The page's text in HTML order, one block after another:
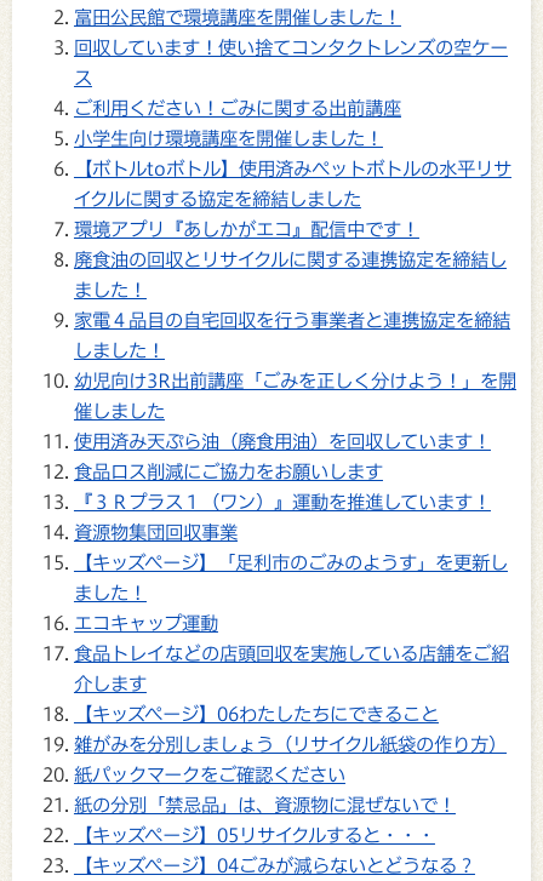
富田公民館で環境講座を開催しました！
回収しています！使い捨てコンタクトレンズの空ケー
ス
ご利用ください！ごみに関する出前講座
小学生向け環境講座を開催しました！
【ボトルtoボトル】使用済みペットボトルの水平リサ
イクルに関する協定を締結しました
環境アプリ『あしかがエコ』配信中です！
廃食油の回収とリサイクルに関する連携協定を締結し
ました！
家電４品目の自宅回収を行う事業者と連携協定を締結
しました！
幼児向け3R出前講座「ごみを正しく分けよう！」を開
催しました
使用済み天ぷら油（廃食用油）を回収しています！
食品ロス削減にご協力をお願いします
『３Ｒプラス１（ワン）』運動を推進しています！
資源物集団回収事業
【キッズページ】「足利市のごみのようす」を更新し
ました！
エコキャップ運動
食品トレイなどの店頭回収を実施している店舗をご紹
介します
【キッズページ】06わたしたちにできること
雑がみを分別しましょう（リサイクル紙袋の作り方）
紙パックマークをご確認ください
紙の分別「禁忌品」は、資源物に混ぜないで！
【キッズページ】05リサイクルすると・・・
【キッズページ】04ごみが減らないとどうなる？